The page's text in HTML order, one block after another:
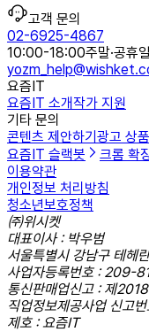
고객 문의
02-6925-4867
10:00-18:00주말·공휴
요즘IT
요즘IT 소개작가 지원
기타 문의
콘텐츠 제안하기 광고 상
요즘IT 슬랙봇
크롬 확
이용약관
개인정보 처리방침
청소년보호정책
㈜위시켓
대표이사 : 박우범
서울특별시 강남구 테헤
사업자등록번호 : 209-
통신판매업신고 : 제
직업정보제공사업 신
제호 : 요즘IT